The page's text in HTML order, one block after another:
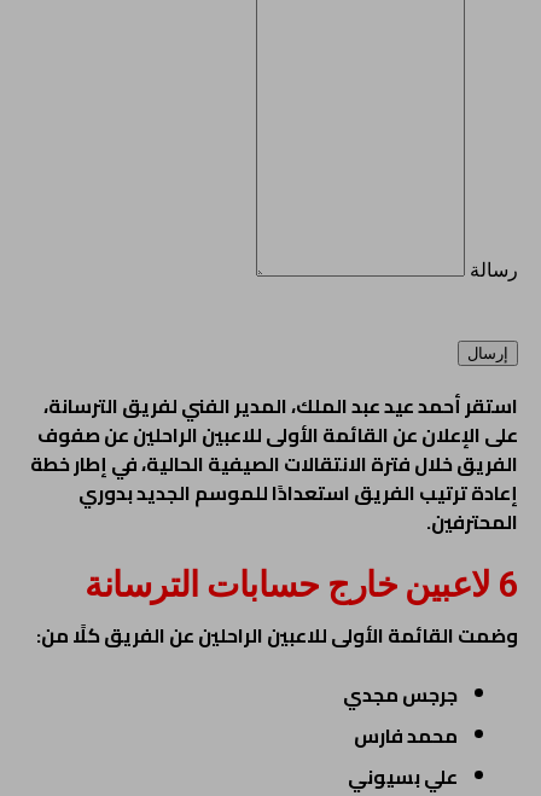
رسالة
إرسال
استقر أحمد عيد عبد الملك، المدير الفني لفريق الترسانة،
على الإعلان عن القائمة الأولى للاعبين الراحلين عن صفوف
الفريق خلال فترة الانتقالات الصيفية الحالية، في إطار خطة
إعادة ترتيب الفريق استعدادًا للموسم الجديد بدوري
المحترفين.
6 لاعبين خارج حسابات الترسانة
وضمت القائمة الأولى للاعبين الراحلين عن الفريق كلًا من:
جرجس مجدي
محمد فارس
علي بسيوني